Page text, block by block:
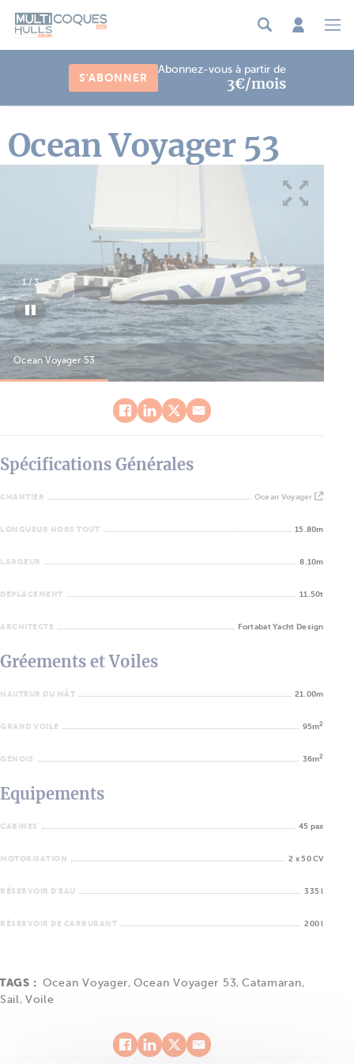
S'ABONNER
Abonnez-vous à partir de
3€/mois
Ocean Voyager 53
Ocean Voyager 53
1/3
Spécifications Générales
CHANTIER Ocean Voyager
LONGUEUR HORS TOUT 15.80m
LARGEUR 8.10m
DÉPLACEMENT 11.50t
ARCHITECTE Fortabat Yacht Design
Gréements et Voiles
HAUTEUR DU MÂT 21.00m
GRAND VOILE 95m2
GÉNOIS 36m2
Equipements
CABINES 45 pax
MOTORISATION 2 x 50 CV
RÉSERVOIR D'EAU 335 l
RÉSERVOIR DE CARBURANT 200 l
TAGS : Ocean Voyager,Ocean Voyager 53,Catamaran,
Sail , Voile